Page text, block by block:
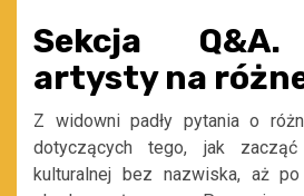
Sekcja Q&A.
artysty na
Z widowni padły pytania o
dotyczących tego, jak
kulturalnej bez nazwiska, aż